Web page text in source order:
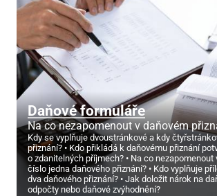
Daňové formuláře
Na co nezapomenout v daňovém
Kdy se vyplňuje dvoustránkové a kdy
přiznání?
Kdo přikládá k daňovému přiznání
o zdanitelných příjmech?
Na co nezapomenout
číslo jedna daňového přiznání?
Kdo vyplňuje
dva daňového přiznání?
Jak doložit nárok na
odpočty nebo daňové zvýhodnění?